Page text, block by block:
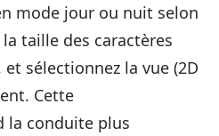
mode jour ou nuit selon
taille des caractères
sélectionnez la vue (2D
Cette
la conduite plus